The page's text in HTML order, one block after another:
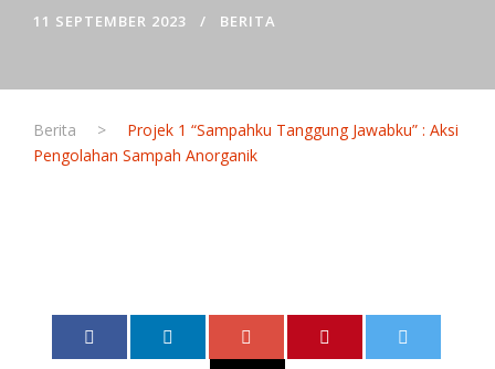
11 SEPTEMBER 2023 BERITA
Berita >
Projek 1 “Sampahku Tanggung Jawabku” : Aksi
Pengolahan Sampah Anorganik